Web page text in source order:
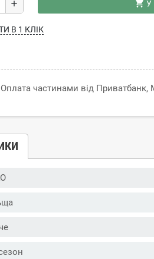
add shopping_cart У
В 1 КЛІК
Оплата частинами від Приватбанк,